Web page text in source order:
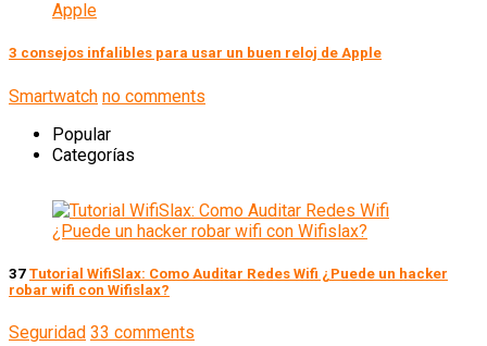
3 consejos infalibles para usar un buen reloj de Apple
Smartwatch no comments
Popular
Categorías
37 Tutorial WifiSlax: Como Auditar Redes Wifi ¿Puede un hacker
robar wifi con Wifislax?
Seguridad 33 comments